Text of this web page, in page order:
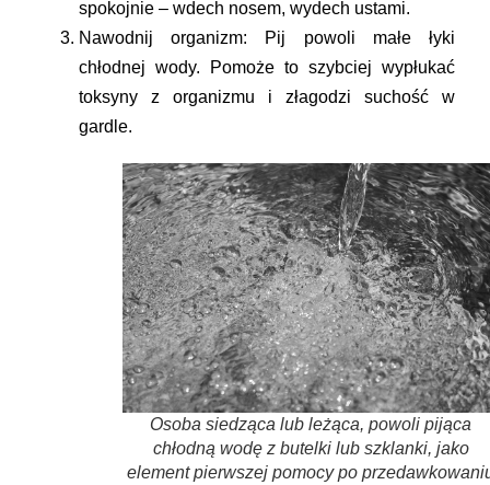
spokojnie – wdech nosem, wydech ustami.
Nawodnij organizm: Pij powoli małe łyki
chłodnej wody. Pomoże to szybciej wypłukać
toksyny z organizmu i złagodzi suchość w
gardle.
Osoba siedząca lub leżąca, powoli pijąca
chłodną wodę z butelki lub szklanki, jako
element pierwszej pomocy po